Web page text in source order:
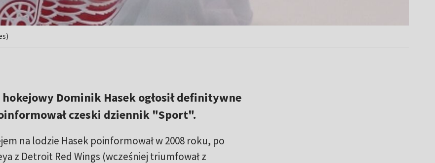
Dominik Hasek ogłosił definitywne
czeski dziennik "Sport".
na lodzie Hasek poinformował w 2008 roku, po
z Detroit Red Wings (wcześniej triumfował z